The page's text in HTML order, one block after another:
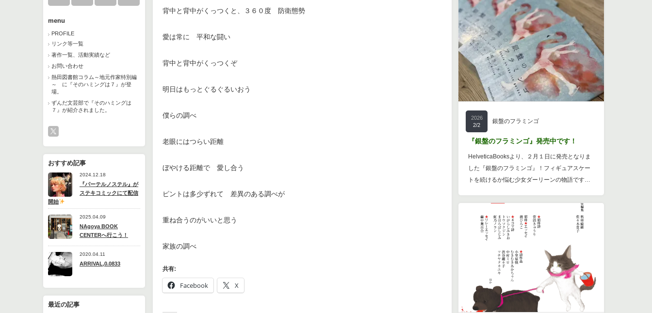
menu
PROFILE
リンク等一覧
著作一覧、活動実績など
お問い合わせ
熱田図書館コラム～地元作家特別編
～ に『そのハミングは７』が登
場。
ずんだ文芸部で『そのハミングは
７』が紹介されました。
おすすめ記事
2024.12.18
『パーテルノステル』が
ステキコミックにて配信
開始
2025.04.09
NAgoya BOOK
CENTERへ行こう！
2020.04.11
ARRIVAL,0.0833
最近の記事
背中と背中がくっつくと、３６０度 防衛態勢
愛は常に 平和な闘い
背中と背中がくっつくぞ
明日はもっとぐるぐるいおう
僕らの調べ
老眼にはつらい距離
ぼやける距離で 愛し合う
ピントは多少ずれて 差異のある調べが
重ね合うのがいいと思う
家族の調べ
共有:
Facebook X
2026
2/2
銀盤のフラミンゴ
『銀盤のフラミンゴ』発売中です！
HelveticaBooksより、２月１日に発売となりま
した『銀盤のフラミンゴ』！フィギュアスケー
トを続けるか悩む少女ダーリーンの物語です…